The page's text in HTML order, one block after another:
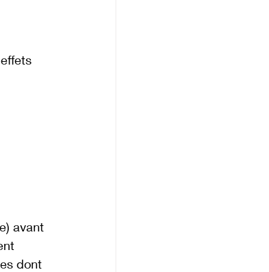
avant
dont